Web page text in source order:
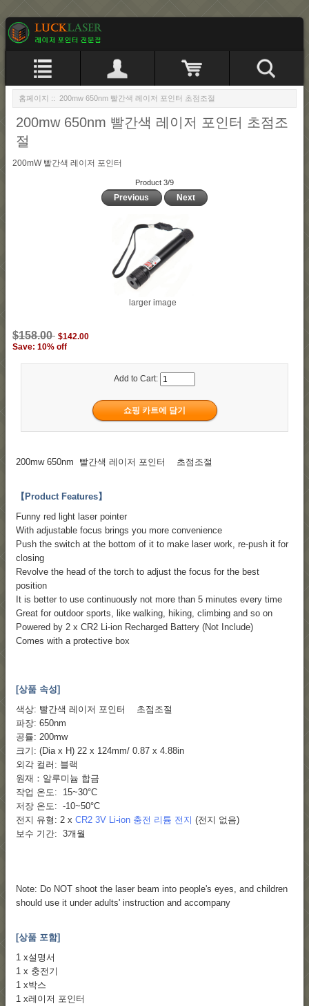
홈페이지 :: 200mw 650nm 빨간색 레이저 포인터 초점조절
200mw 650nm 빨간색 레이저 포인터 초점조
절
200mW 빨간색 레이저 포인터
Product 3/9
Previous Next
larger image
$158.00 $142.00
Save: 10% off
Add to Cart:
200mw 650nm 빨간색 레이저 포인터 초점조절
【Product Features】
Funny red light laser pointer
With adjustable focus brings you more convenience
Push the switch at the bottom of it to make laser work, re-push it for
closing
Revolve the head of the torch to adjust the focus for the best
position
It is better to use continuously not more than 5 minutes every time
Great for outdoor sports, like walking, hiking, climbing and so on
Powered by 2 x CR2 Li-ion Recharged Battery (Not Include)
Comes with a protective box
[상품 속성]
색상: 빨간색 레이저 포인터 초점조절
파장: 650nm
공률: 200mw
크기: (Dia x H) 22 x 124mm/ 0.87 x 4.88in
외각 컬러: 블랙
원재：알루미늄 합금
작업 온도: 15~30°C
저장 온도: -10~50°C
전지 유형: 2 xCR2 3V Li-ion 충전 리튬 전지 (전지 없음)
보수 기간: 3개월
Note: Do NOT shoot the laser beam into people's eyes, and children
should use it under adults' instruction and accompany
[상품 포함]
1 x설명서
1 x 충전기
1 x박스
1 x레이저 포인터